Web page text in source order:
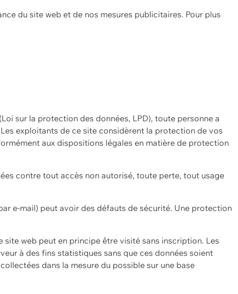
du site web et de nos mesures publicitaires. Pour plus
sur la protection des données, LPD), toute personne a
exploitants de ce site considèrent la protection de vos
aux dispositions légales en matière de protection
contre tout accès non autorisé, toute perte, tout usage
e-mail) peut avoir des défauts de sécurité. Une protection
web peut en principe être visité sans inscription. Les
à des fins statistiques sans que ces données soient
dans la mesure du possible sur une base